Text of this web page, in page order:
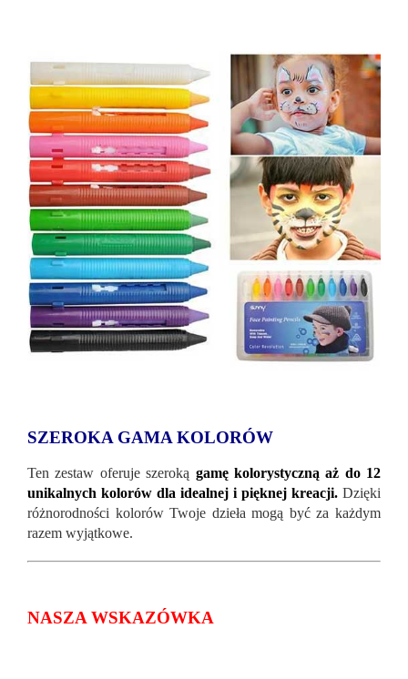
SZEROKA GAMA KOLORÓW
Ten zestaw oferuje szeroką gamę kolorystyczną aż do 12
unikalnych kolorów dla idealnej i pięknej kreacji. Dzięki
różnorodności kolorów Twoje dzieła mogą być za każdym
razem wyjątkowe.
NASZA WSKAZÓWKA